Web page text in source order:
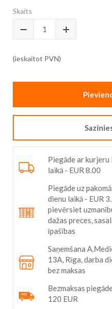
Skaits
(ieskaitot PVN)
Piegāde ar kurjeru
laikā - EUR 8.00
Piegāde uz
dienu laikā - EUR
pievērsiet
dažas preces,
īpašības
Saņemšana
13A, Rīga, darba
bez maksas
Bezmaksas
120 EUR
beginning
gallery